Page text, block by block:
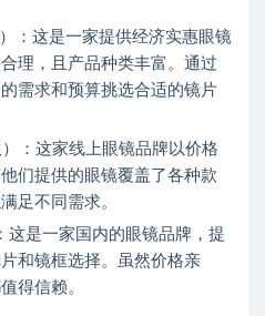
：这是一家提供经济实惠眼镜
理，且产品种类丰富。通过
需求和预算挑选合适的镜片
：这家线上眼镜品牌以价格
们提供的眼镜覆盖了各种款
足不同需求。
这是一家国内的眼镜品牌，提
和镜框选择。虽然价格亲
得信赖。